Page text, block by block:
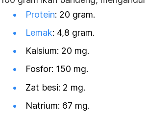
Protein: 20 gram.
Lemak: 4,8 gram.
Kalsium: 20 mg.
Fosfor: 150 mg.
Zat besi: 2 mg.
Natrium: 67 mg.